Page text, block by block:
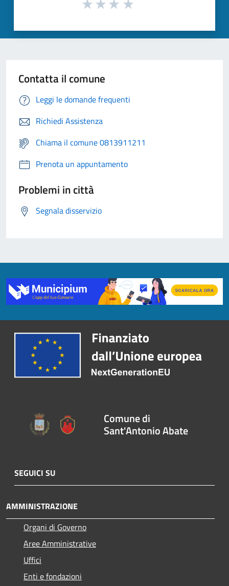
Contatta il comune
Leggi le domande frequenti
Richiedi Assistenza
Chiama il comune 0813911211
Prenota un appuntamento
Problemi in città
Segnala disservizio
Comune di
Sant'Antonio Abate
SEGUICI SU
AMMINISTRAZIONE
Organi di Governo
Aree Amministrative
Uffici
Enti e fondazioni